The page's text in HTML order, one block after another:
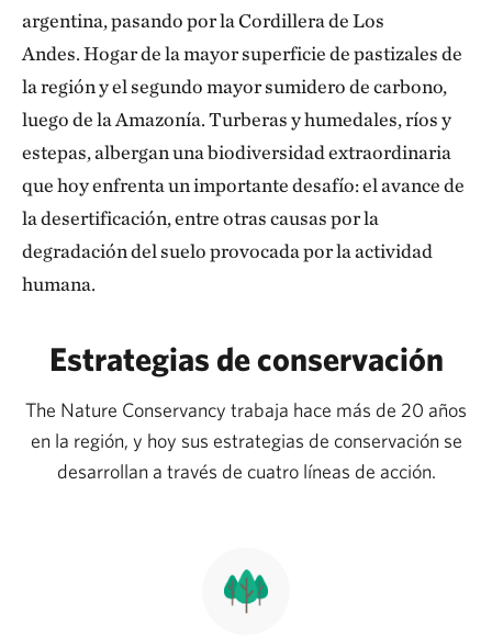
argentina, pasando por la Cordillera de Los
Andes. Hogar de la mayor superficie de pastizales de
la región y el segundo mayor sumidero de carbono,
luego de la Amazonía. Turberas y humedales, ríos y
estepas, albergan una biodiversidad extraordinaria
que hoy enfrenta un importante desafío: el avance de
la desertificación, entre otras causas por la
degradación del suelo provocada por la actividad
humana.
Estrategias de conservación
The Nature Conservancy trabaja hace más de 20 años
en la región, y hoy sus estrategias de conservación se
desarrollan a través de cuatro líneas de acción.